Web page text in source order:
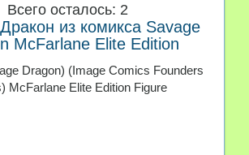
Всего осталось: 2
из комикса Savage
McFarlane Elite Edition
Dragon) (Image Comics Founders
McFarlane Elite Edition Figure